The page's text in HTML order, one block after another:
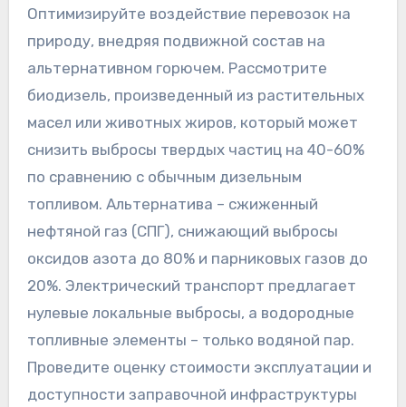
Оптимизируйте воздействие перевозок на
природу, внедряя подвижной состав на
альтернативном горючем. Рассмотрите
биодизель, произведенный из растительных
масел или животных жиров, который может
снизить выбросы твердых частиц на 40-60%
по сравнению с обычным дизельным
топливом. Альтернатива – сжиженный
нефтяной газ (СПГ), снижающий выбросы
оксидов азота до 80% и парниковых газов до
20%. Электрический транспорт предлагает
нулевые локальные выбросы, а водородные
топливные элементы – только водяной пар.
Проведите оценку стоимости эксплуатации и
доступности заправочной инфраструктуры